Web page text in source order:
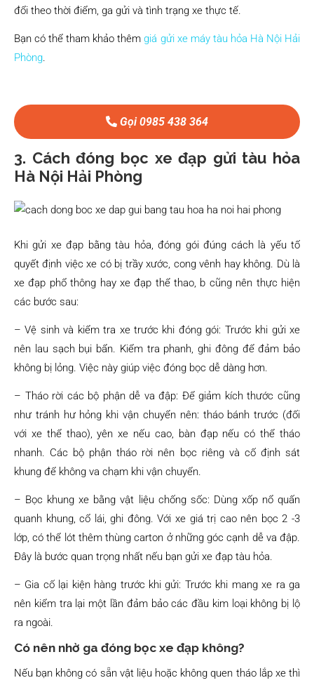
đổi theo thời điểm, ga gửi và tình trạng xe thực tế.
Bạn có thể tham khảo thêmgiá gửi xe máy tàu hỏa Hà Nội Hải
Phòng.
Gọi 0985 438 364
3. Cách đóng bọc xe đạp gửi tàu hỏa
Hà Nội Hải Phòng
Khi gửi xe đạp bằng tàu hỏa, đóng gói đúng cách là yếu tố
quyết định việc xe có bị trầy xước, cong vênh hay không. Dù là
xe đạp phổ thông hay xe đạp thể thao, b cũng nên thực hiện
các bước sau:
– Vệ sinh và kiểm tra xe trước khi đóng gói: Trước khi gửi xe
nên lau sạch bụi bẩn. Kiểm tra phanh, ghi đông để đảm bảo
không bị lỏng. Việc này giúp việc đóng bọc dễ dàng hơn.
– Tháo rời các bộ phận dễ va đập: Để giảm kích thước cũng
như tránh hư hỏng khi vận chuyển nên: tháo bánh trước (đối
với xe thể thao), yên xe nếu cao, bàn đạp nếu có thể tháo
nhanh. Các bộ phận tháo rời nên bọc riêng và cố định sát
khung để không va chạm khi vận chuyển.
– Bọc khung xe bằng vật liệu chống sốc: Dùng xốp nổ quấn
quanh khung, cổ lái, ghi đông. Với xe giá trị cao nên bọc 2 -3
lớp, có thể lót thêm thùng carton ở những góc cạnh dễ va đập.
Đây là bước quan trọng nhất nếu bạn gửi xe đạp tàu hỏa.
– Gia cố lại kiện hàng trước khi gửi: Trước khi mang xe ra ga
nên kiểm tra lại một lần đảm bảo các đầu kim loại không bị lộ
ra ngoài.
Có nên nhờ ga đóng bọc xe đạp không?
Nếu bạn không có sẵn vật liệu hoặc không quen tháo lắp xe thì